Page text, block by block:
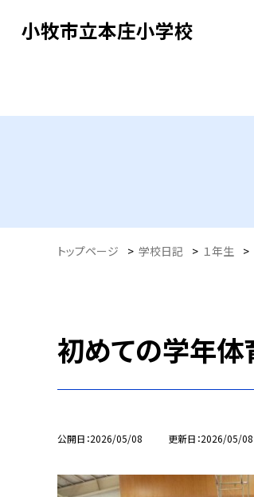
小牧市立本庄小学校
トップページ > 学校日記 > １年生 >
初めての学年体
公開日 2026/05/08 更新日 2026/05/08